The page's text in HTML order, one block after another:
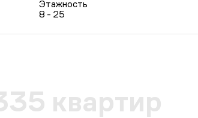
Этажность
8 - 25
квартир